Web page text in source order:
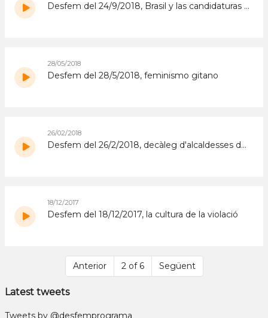
Desfem del 24/9/2018, Brasil y las candidaturas de lideresas afrodescendientes
28/05/2018
Desfem del 28/5/2018, feminismo gitano
26/02/2018
Desfem del 26/2/2018, decàleg d'alcaldesses del Baix Llobregat i 8 de març
18/12/2017
Desfem del 18/12/2017, la cultura de la violació
Anterior 2 of 6 Següent
Latest tweets
Tweets by @desfemprograma